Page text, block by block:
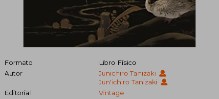
Formato
Libro Físico
Autor
Junichiro Tanizaki
Jun'ichiro Tanizaki
Editorial
Vintage